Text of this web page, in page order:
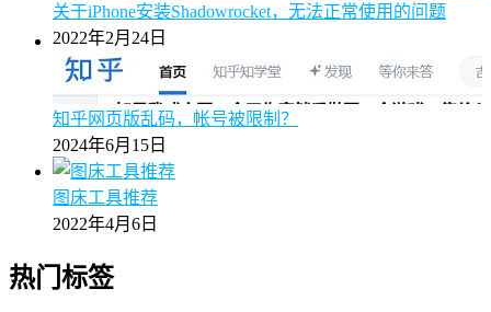
关于iPhone安装Shadowrocket，无法正常使用的问题
2022年2月24日
知乎网页版乱码，帐号被限制？
2024年6月15日
图床工具推荐
2022年4月6日
热门标签